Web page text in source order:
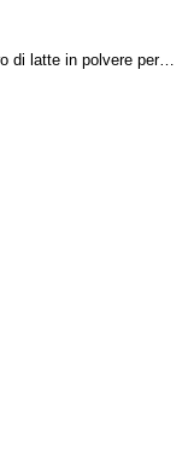
di latte in polvere per…